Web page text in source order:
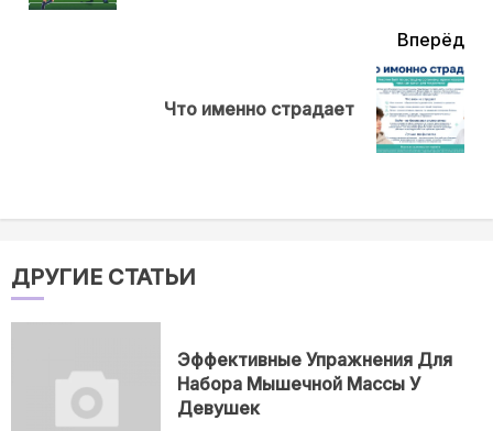
Вперёд
Что именно страдает
ДРУГИЕ СТАТЬИ
Эффективные Упражнения Для
Набора Мышечной Массы У
Девушек